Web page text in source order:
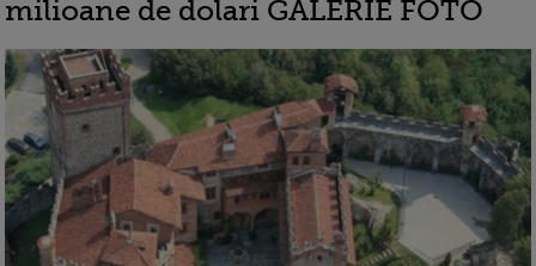
milioane de dolari GALERIE FOTO